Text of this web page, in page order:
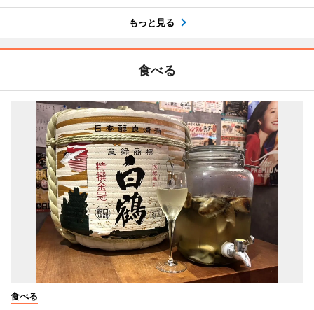
もっと見る
食べる
食べる